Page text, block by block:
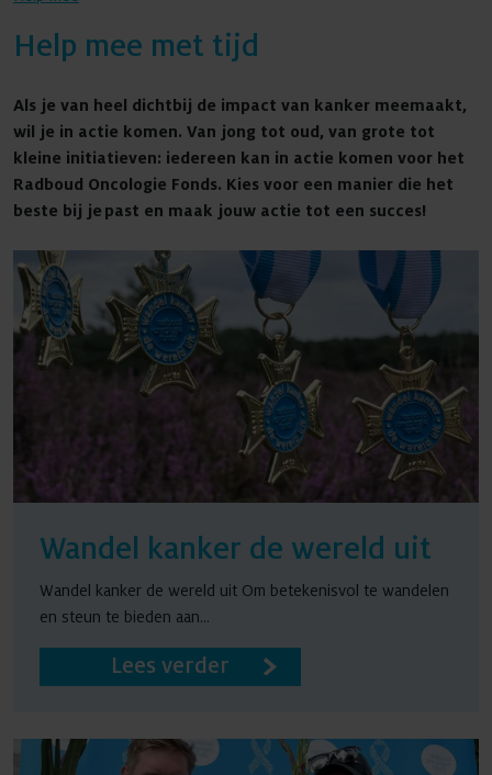
Help mee met tijd
Als je van heel dichtbij de impact van kanker meemaakt,
wil je in actie komen. Van jong tot oud, van grote tot
kleine initiatieven: iedereen kan in actie komen voor het
Radboud Oncologie Fonds. Kies voor een manier die het
beste bij je past en maak jouw actie tot een succes!
Wandel kanker de wereld uit
Wandel kanker de wereld uit Om betekenisvol te wandelen
en steun te bieden aan...
Lees verder
Agenda
Nieuws
Contact